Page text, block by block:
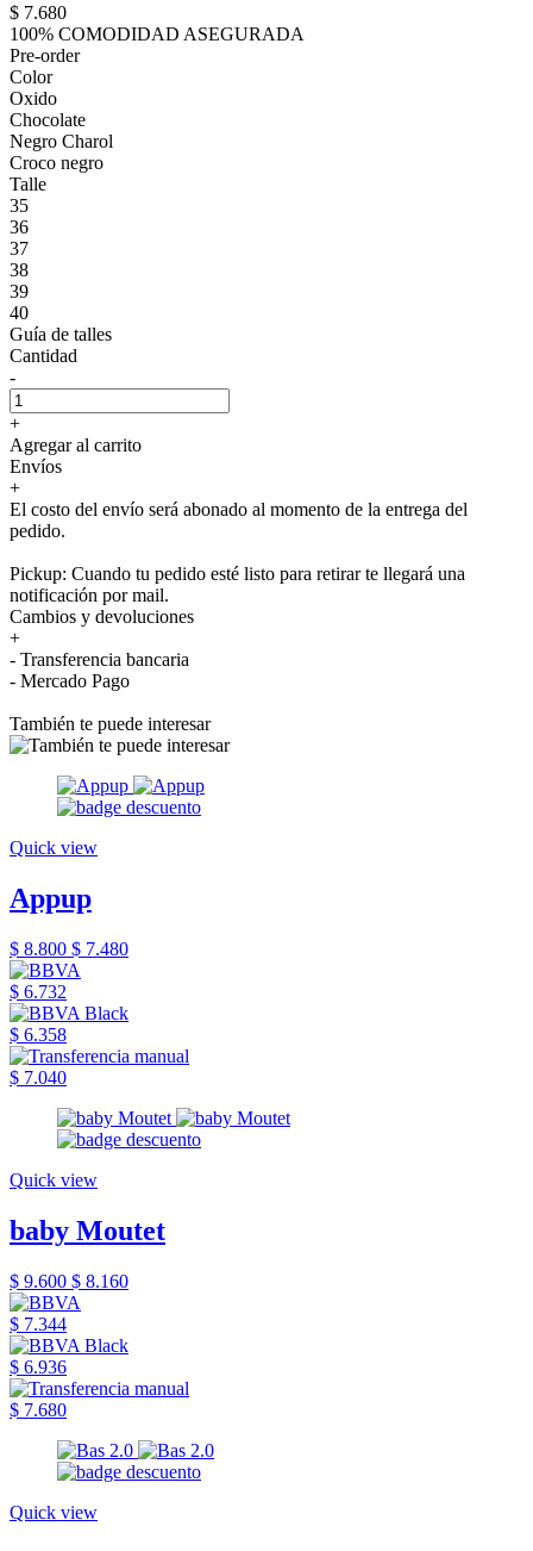
$ 7.680
100% COMODIDAD ASEGURADA
Pre-order
Color
Oxido
Chocolate
Negro Charol
Croco negro
Talle
35
36
37
38
39
40
Guía de talles
Cantidad
-
+
Agregar al carrito
Envíos
+
El costo del envío será abonado al momento de la entrega del
pedido.
Pickup: Cuando tu pedido esté listo para retirar te llegará una
notificación por mail.
Cambios y devoluciones
+
- Transferencia bancaria
- Mercado Pago
También te puede interesar
Quick view
Appup
$ 8.800 $ 7.480
$ 6.732
$ 6.358
$ 7.040
Quick view
baby Moutet
$ 9.600 $ 8.160
$ 7.344
$ 6.936
$ 7.680
Quick view